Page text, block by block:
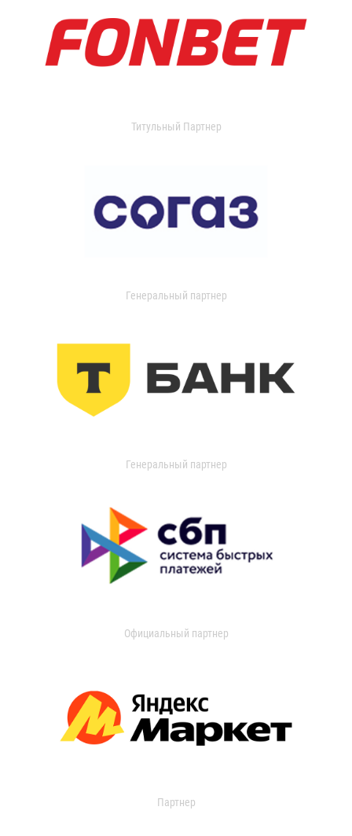
Титульный Партнер
Генеральный партнер
Генеральный партнер
Официальный партнер
Партнер